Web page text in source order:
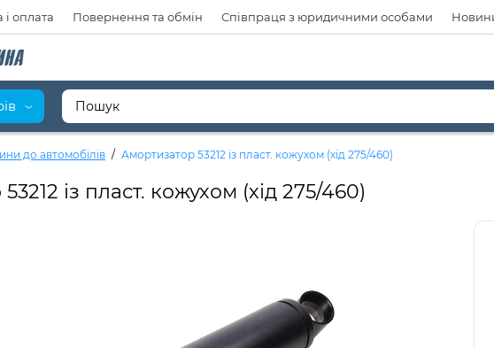
і оплата Повернення та обмін Співпраця з юридичними особами
до автомобілів Амортизатор 53212 із пласт. кожухом (хід 275/460)
із пласт. кожухом (хід 275/460)